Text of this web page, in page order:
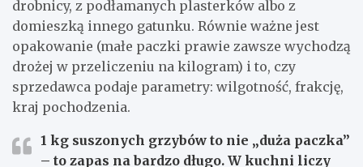
drobnicy, z podłamanych plasterków albo z
domieszką innego gatunku. Równie ważne jest
opakowanie (małe paczki prawie zawsze wychodzą
drożej w przeliczeniu na kilogram) i to, czy
sprzedawca podaje parametry: wilgotność, frakcję,
kraj pochodzenia.
1 kg suszonych grzybów to nie „duża paczka”
– to zapas na bardzo długo. W kuchni liczy